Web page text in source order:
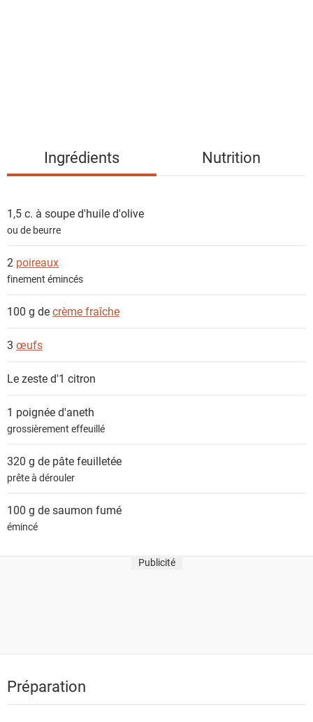
e
n
t
Ingrédients Nutrition
1,5 c. à souped'huile d'olive
ou de beurre
2 poireaux
finement émincés
100 g decrème fraîche
3 œufs
Le zeste d'1 citron
1 poignéed'aneth
grossièrement effeuillé
320 g de pâte feuilletée
prête à dérouler
100 g desaumon fumé
émincé
Publicité
Préparation